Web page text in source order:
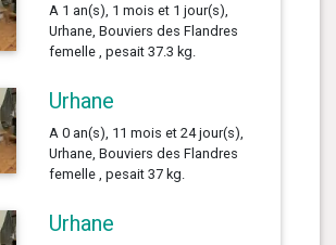
A 1 an(s), 1 mois et 1 jour(s),
Urhane, Bouviers des Flandres
femelle , pesait 37.3 kg.
Urhane
A 0 an(s), 11 mois et 24 jour(s),
Urhane, Bouviers des Flandres
femelle , pesait 37 kg.
Urhane